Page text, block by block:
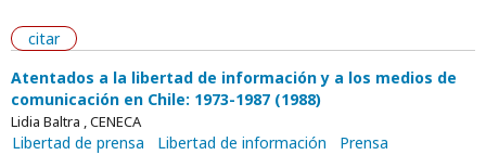
citar
Atentados a la libertad de información y a los medios de
comunicación en Chile: 1973-1987 (1988)
Lidia Baltra , CENECA
Libertad de prensa Libertad de información Prensa